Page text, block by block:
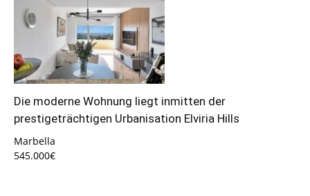
Die moderne Wohnung liegt inmitten der
prestigeträchtigen Urbanisation Elviria Hills
Marbella
545.000€